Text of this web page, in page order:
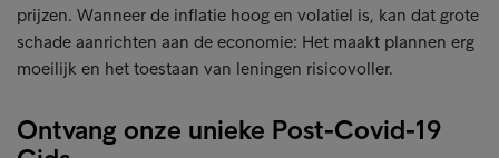
prijzen. Wanneer de inflatie hoog en volatiel is, kan dat grote
schade aanrichten aan de economie: Het maakt plannen erg
moeilijk en het toestaan van leningen risicovoller.
Ontvang onze unieke Post-Covid-19